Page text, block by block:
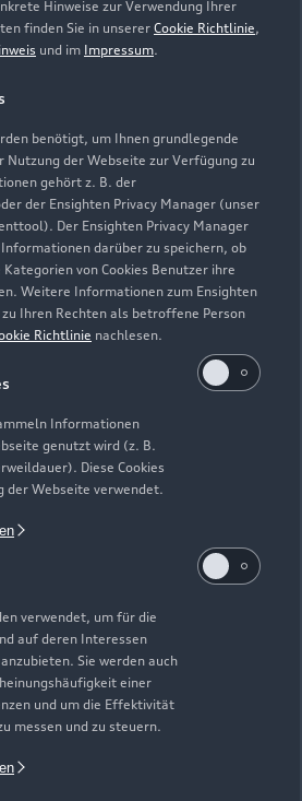
Hinweise zur Verwendung Ihrer
finden Sie in unserer Cookie Richtlinie,
und im Impressum.
benötigt, um Ihnen grundlegende
Nutzung der Webseite zur Verfügung zu
gehört z. B. der
der Ensighten Privacy Manager (unser
Der Ensighten Privacy Manager
darüber zu speichern, ob
von Cookies Benutzer ihre
Weitere Informationen zum Ensighten
zu Ihren Rechten als betroffene Person
Richtlinie nachlesen.
Informationen
genutzt wird (z. B.
Diese Cookies
der Webseite verwendet.
verwendet, um für die
auf deren Interessen
Sie werden auch
einer
und um die Effektivität
messen und zu steuern.
Rechte vorbehalten
Hinweisgebersystem
Cookie-Einstellungen
EU Data Act
Neufahrzeug eine umfangreiche Audi
Auslieferung bis zur ersten fälligen
Service gilt. Sofern Sie Ihr
1, 85057 Ingolstadt, ab Auslieferung
oder erstem fälligen
Mobilitätsgarantie. Wir erneuern
Mobilitätsgarantie jeweils bis zur
Ölwechsel-Service, wenn Sie die
Service (je nachdem,